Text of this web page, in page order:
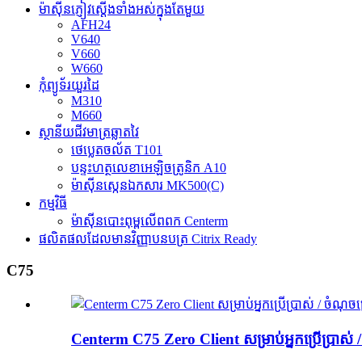
ម៉ាស៊ីនភ្ញៀវស្តើងទាំងអស់ក្នុងតែមួយ
AFH24
V640
V660
W660
កុំព្យូទ័រយួរដៃ
M310
M660
ស្ថានីយជីវមាត្រឆ្លាតវៃ
ថេប្លេតចល័ត T101
បន្ទះហត្ថលេខាអេឡិចត្រូនិក A10
ម៉ាស៊ីនស្កេនឯកសារ MK500(C)
កម្មវិធី
ម៉ាស៊ីនបោះពុម្ពលើពពក Centerm
ផលិតផលដែលមានវិញ្ញាបនបត្រ Citrix Ready
C75
Centerm C75 Zero Client សម្រាប់អ្នកប្រើប្រា